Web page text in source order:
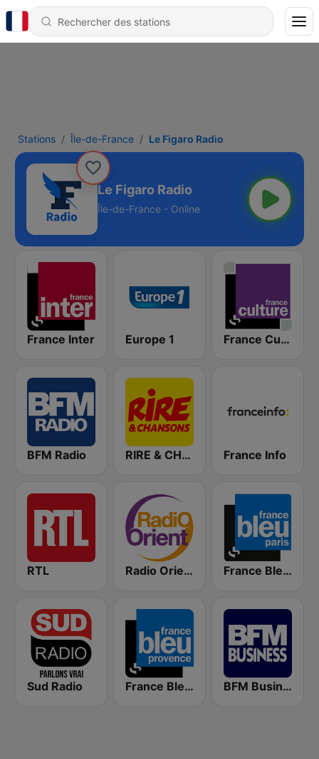
Stations Île-de-France Le Figaro Radio
Le Figaro Radio
Île-de-France - Online
France Inter Europe 1 France Culture
BFM Radio RIRE & CHANSONS France Info
RTL Radio Orient France Bleu Ile-de-France
Sud Radio France Bleu Provence BFM Business 100.8 FM